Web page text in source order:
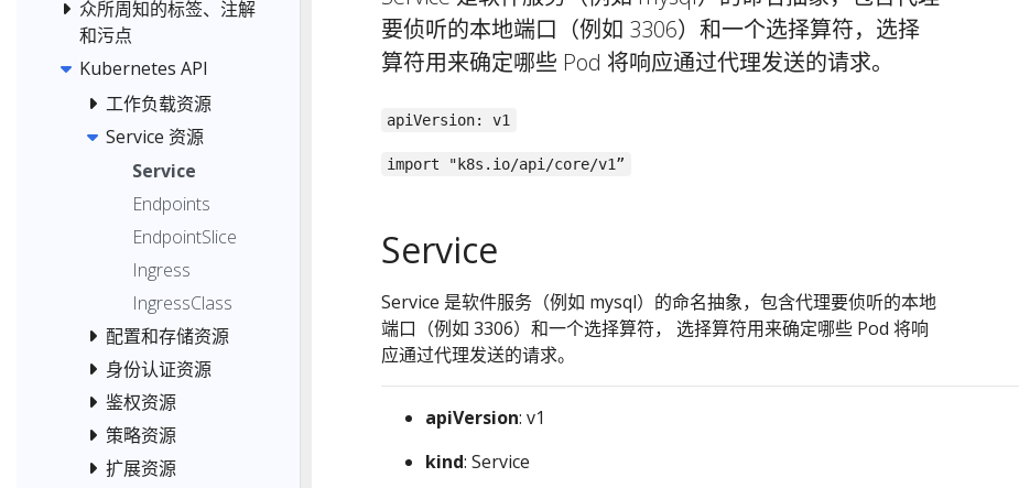
众所周知的标签、注解
和污点
Kubernetes API
工作负载资源
Service 资源
Service
Endpoints
EndpointSlice
Ingress
IngressClass
配置和存储资源
身份认证资源
鉴权资源
策略资源
扩展资源
要侦听的本地端口（例如 3306）和一个选择算符，选择
算符用来确定哪些 Pod 将响应通过代理发送的请求。
apiVersion: v1
import "k8s.io/api/core/v1”
Service
Service 是软件服务（例如 mysql）的命名抽象，包含代理要侦听的本地
端口（例如 3306）和一个选择算符， 选择算符用来确定哪些 Pod 将响
应通过代理发送的请求。
apiVersion: v1
kind: Service